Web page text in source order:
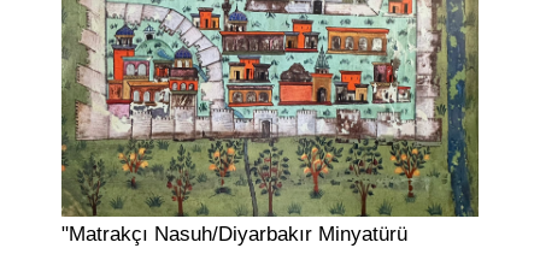
"Matrakçı Nasuh/Diyarbakır Minyatürü